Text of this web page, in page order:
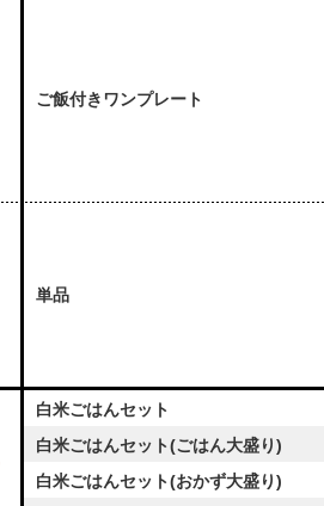
ご飯付きワンプレート
単品
白米ごはんセット
白米ごはんセット(ごはん大盛り)
白米ごはんセット(おかず大盛り)